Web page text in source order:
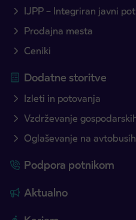
IJPP – Integriran javni
Prodajna mesta
Ceniki
Dodatne storitve
Izleti in potovanja
Vzdrževanje
Oglaševanje na avtobusih
Podpora potnikom
Aktualno